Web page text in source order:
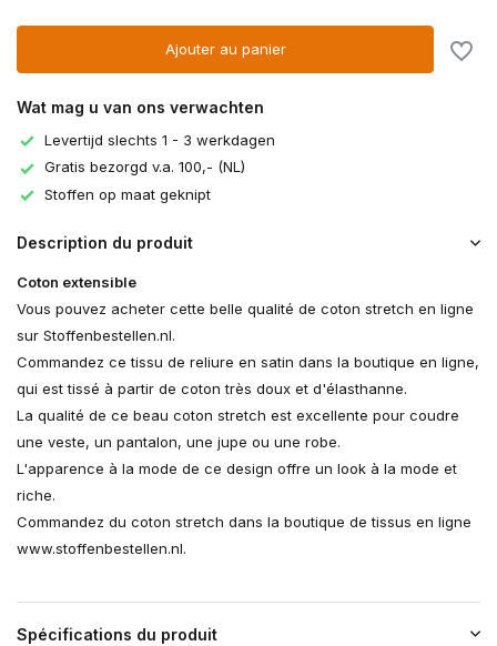
Ajouter au panier
Wat mag u van ons verwachten
Levertijd slechts 1 - 3 werkdagen
Gratis bezorgd v.a. 100,- (NL)
Stoffen op maat geknipt
Description du produit
Coton extensible
Vous pouvez acheter cette belle qualité de coton stretch en ligne
sur Stoffenbestellen.nl.
Commandez ce tissu de reliure en satin dans la boutique en ligne,
qui est tissé à partir de coton très doux et d'élasthanne.
La qualité de ce beau coton stretch est excellente pour coudre
une veste, un pantalon, une jupe ou une robe.
L'apparence à la mode de ce design offre un look à la mode et
riche.
Commandez du coton stretch dans la boutique de tissus en ligne
www.stoffenbestellen.nl.
Spécifications du produit